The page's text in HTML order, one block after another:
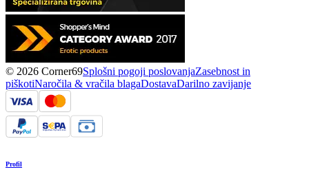
© 2026 Corner69Splošni pogoji poslovanjaZasebnost in
piškotiNaročila & vračila blagaDostavaDarilno zavijanje
Profil